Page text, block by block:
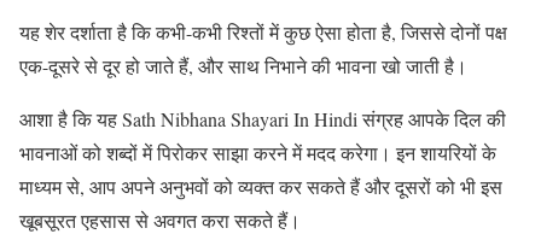
यह शेर दर्शाता है कि कभी-कभी रिश्तों में कुछ ऐसा होता है, जिससे दोनों पक्ष
एक-दूसरे से दूर हो जाते हैं, और साथ निभाने की भावना खो जाती है।
आशा है कि यह Sath Nibhana Shayari In Hindi संग्रह आपके दिल की
भावनाओं को शब्दों में पिरोकर साझा करने में मदद करेगा। इन शायरियों के
माध्यम से, आप अपने अनुभवों को व्यक्त कर सकते हैं और दूसरों को भी इस
खूबसूरत एहसास से अवगत करा सकते हैं।